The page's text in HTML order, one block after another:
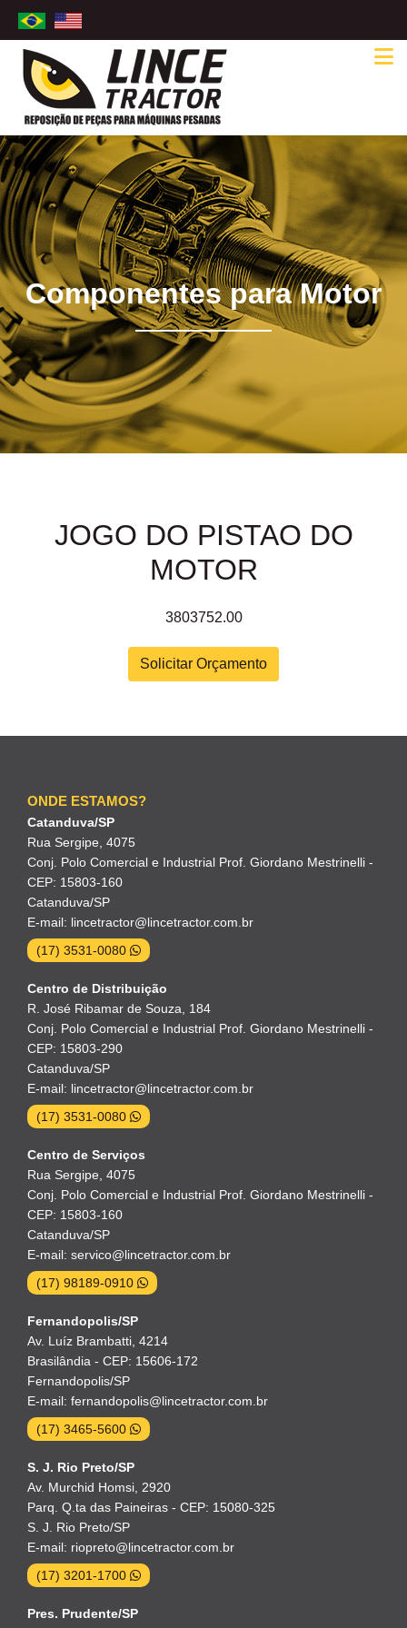
Componentes para Motor
JOGO DO PISTAO DO
MOTOR
3803752.00
Solicitar Orçamento
ONDE ESTAMOS?
Catanduva/SP
Rua Sergipe, 4075
Conj. Polo Comercial e Industrial Prof. Giordano Mestrinelli -
CEP: 15803-160
Catanduva/SP
E-mail: lincetractor@lincetractor.com.br
(17) 3531-0080
Centro de Distribuição
R. José Ribamar de Souza, 184
Conj. Polo Comercial e Industrial Prof. Giordano Mestrinelli -
CEP: 15803-290
Catanduva/SP
E-mail: lincetractor@lincetractor.com.br
(17) 3531-0080
Centro de Serviços
Rua Sergipe, 4075
Conj. Polo Comercial e Industrial Prof. Giordano Mestrinelli -
CEP: 15803-160
Catanduva/SP
E-mail: servico@lincetractor.com.br
(17) 98189-0910
Fernandopolis/SP
Av. Luíz Brambatti, 4214
Brasilândia - CEP: 15606-172
Fernandopolis/SP
E-mail: fernandopolis@lincetractor.com.br
(17) 3465-5600
S. J. Rio Preto/SP
Av. Murchid Homsi, 2920
Parq. Q.ta das Paineiras - CEP: 15080-325
S. J. Rio Preto/SP
E-mail: riopreto@lincetractor.com.br
(17) 3201-1700
Pres. Prudente/SP